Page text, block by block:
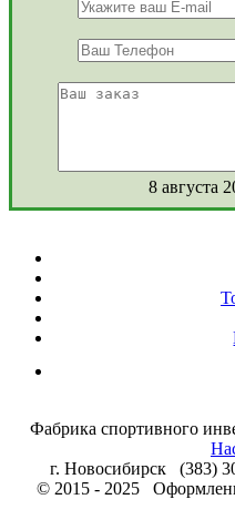
8
Фабрика спортивного
г. Новосибирск (383)
© 2015 - 2025